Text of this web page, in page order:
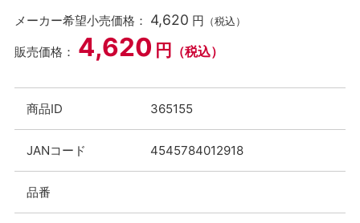
メーカー希望小売価格： 4,620 円 （税込）
販売価格： 4,620 円 （税込）
商品ID 365155
JANコード 4545784012918
品番